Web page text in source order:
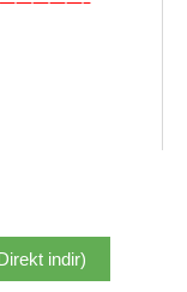
indir)